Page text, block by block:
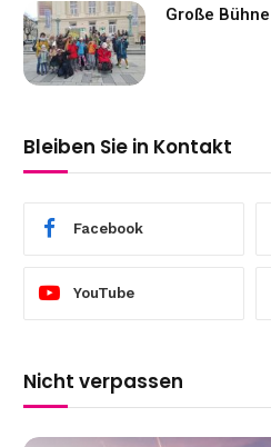
Große
Bleiben Sie in Kontakt
Facebook
YouTube
Nicht verpassen